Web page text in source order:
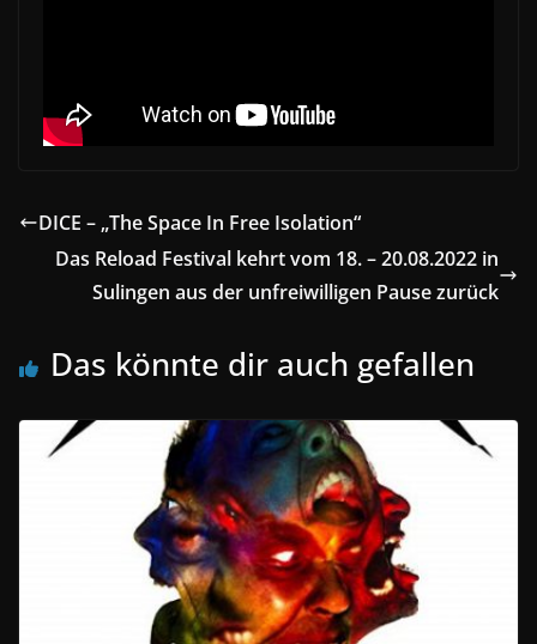
DICE – „The Space In Free Isolation“
Das Reload Festival kehrt vom 18. – 20.08.2022 in
Sulingen aus der unfreiwilligen Pause zurück
Das könnte dir auch gefallen